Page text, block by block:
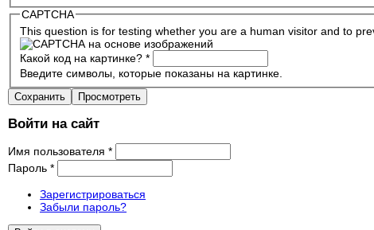
CAPTCHA
This question is for testing whether you are a human visitor and to
Какой код на картинке? *
Введите символы, которые показаны на картинке.
Войти на сайт
Имя пользователя *
Пароль *
Зарегистрироваться
Забыли пароль?